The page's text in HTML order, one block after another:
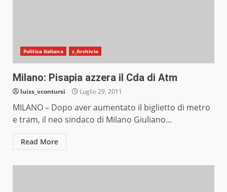
Politica Italiana z_Archivio
Milano: Pisapia azzera il Cda di Atm
luiss_vcontursi Luglio 29, 2011
MILANO – Dopo aver aumentato il biglietto di metro
e tram, il neo sindaco di Milano Giuliano...
Read More